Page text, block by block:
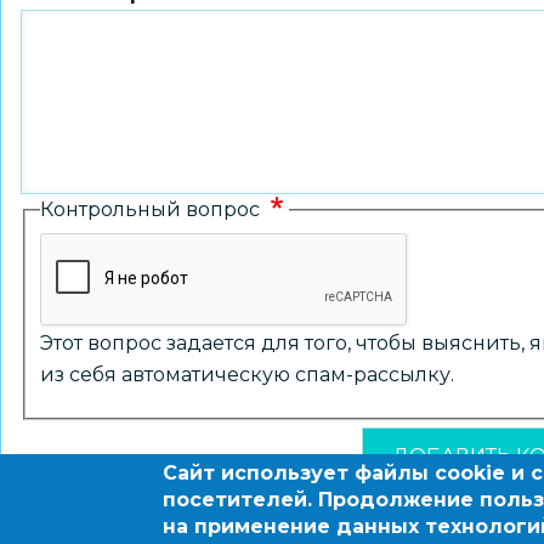
Контрольный вопрос
Этот вопрос задается для того, чтобы
из себя автоматическую спам-рассылку.
Сайт использует файлы cookie и
посетителей. Продолжение
на применение данных